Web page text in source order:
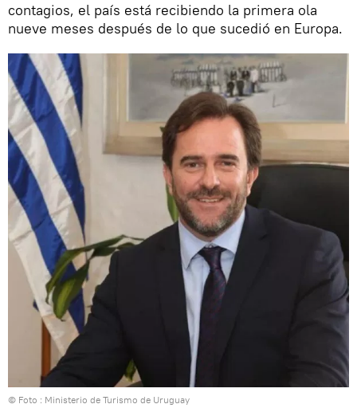
contagios, el país está recibiendo la primera ola
nueve meses después de lo que sucedió en Europa.
© Foto : Ministerio de Turismo de Uruguay